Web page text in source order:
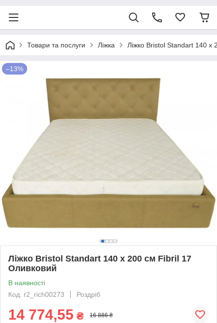
Товари та послуги Ліжка Ліжко Bristol Standart 140
–13%
Ліжко Bristol Standart 140 х 200 см Fibril 17
Оливковий
В наявності
Код: r2_rich00273
Роздріб
14 774,55 ₴ 16 886 ₴